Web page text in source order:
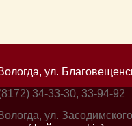
ул.
34-33-30, 33-94-92
ул.